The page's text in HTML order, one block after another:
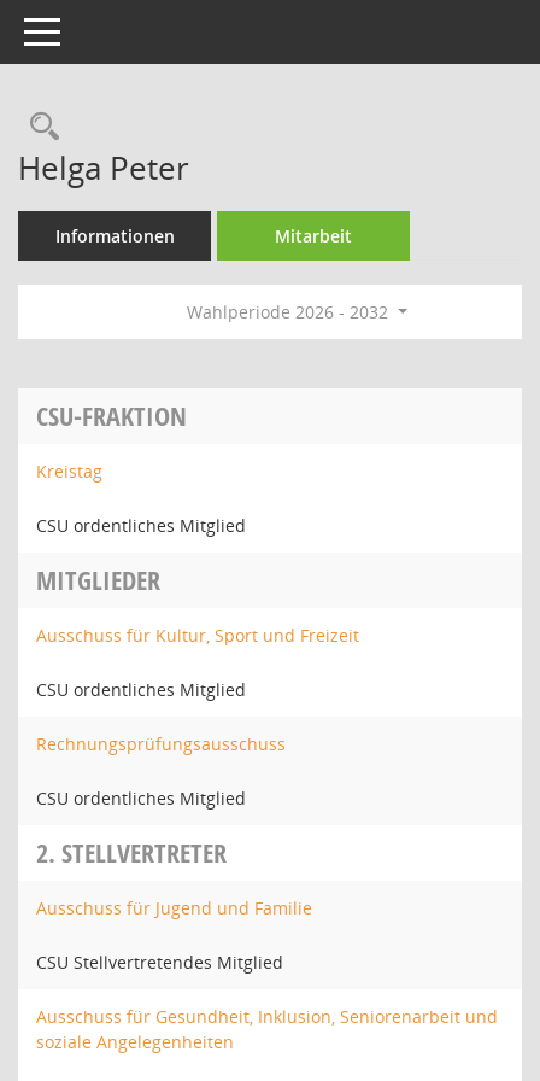
Toggle navigation
Rechercheauswahl
Helga Peter
Informationen Mitarbeit
Wahlperiode 2026 - 2032
CSU-FRAKTION
Kreistag
CSU ordentliches Mitglied
MITGLIEDER
Ausschuss für Kultur, Sport und Freizeit
CSU ordentliches Mitglied
Rechnungsprüfungsausschuss
CSU ordentliches Mitglied
2. STELLVERTRETER
Ausschuss für Jugend und Familie
CSU Stellvertretendes Mitglied
Ausschuss für Gesundheit, Inklusion, Seniorenarbeit und
soziale Angelegenheiten